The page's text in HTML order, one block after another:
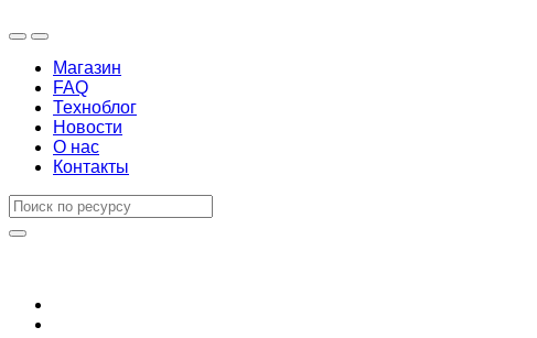
Магазин
FAQ
Техноблог
Новости
О нас
Контакты